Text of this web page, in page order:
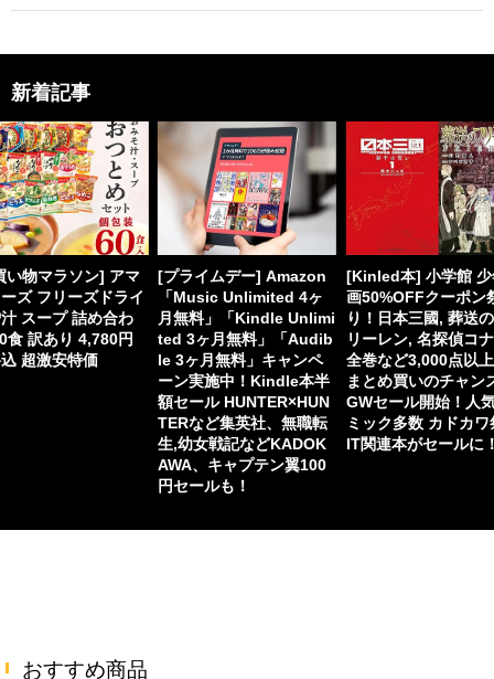
新着記事
[プライムデー] Amazon
「Music Unlimited 4ヶ
月無料」「Kindle Unlimi
ted 3ヶ月無料」「Audib
le 3ヶ月無料」キャンペ
ーン実施中！Kindle本半
額セール HUNTER×HUN
TERなど集英社、無職転
生,幼女戦記などKADOK
AWA、キャプテン翼100
円セールも！
[Kinled本] 小学館 少
画50%OFFクーポン
り！日本三國, 葬送
リーレン, 名探偵コ
全巻など3,000点以
まとめ買いのチャン
GWセール開始！人
ミック多数 カドカワ
IT関連本がセールに
い物マラソン] アマ
ズ フリーズドライ
スープ 詰め合わ
食 訳あり 4,780円
超激安特価
おすすめ商品